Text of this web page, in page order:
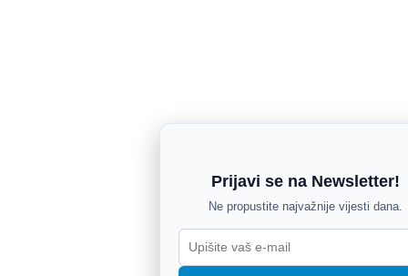
Prijavi se na Newsletter!
Ne propustite najvažnije vijesti dana.